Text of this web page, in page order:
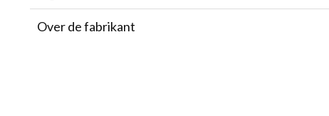
Over de fabrikant